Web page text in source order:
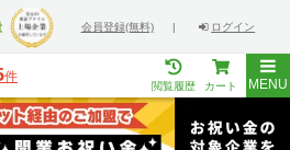
会員登録(無料) | ログイン
件
閲覧履歴 カート MENU